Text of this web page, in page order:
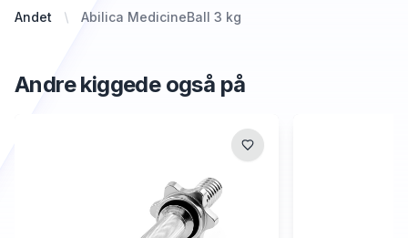
Andet Abilica MedicineBall 3 kg
Andre kiggede også på